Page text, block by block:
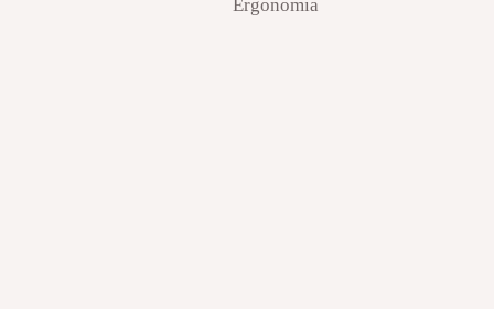
Ergonomia